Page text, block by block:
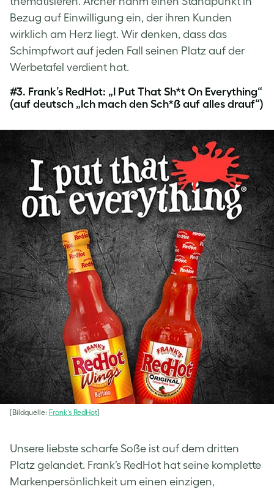
Bezug auf Einwilligung ein, der ihren Kunden
wirklich am Herz liegt. Wir denken, dass das
Schimpfwort auf jeden Fall seinen Platz auf der
Werbetafel verdient hat.
#3. Frank’s RedHot: „I Put That Sh*t On Everything“
(auf deutsch „Ich mach den Sch*ß auf alles drauf“)
[Bildquelle: Frank’s RedHot]
Unsere liebste scharfe Soße ist auf dem dritten
Platz gelandet. Frank’s RedHot hat seine komplette
Markenpersönlichkeit um einen einzigen,